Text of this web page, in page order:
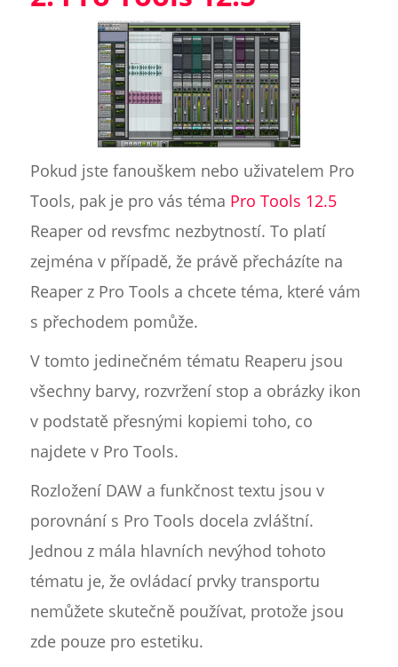
Pokud jste fanouškem nebo uživatelem Pro
Tools, pak je pro vás téma Pro Tools 12.5
Reaper od revsfmc nezbytností. To platí
zejména v případě, že právě přecházíte na
Reaper z Pro Tools a chcete téma, které vám
s přechodem pomůže.
V tomto jedinečném tématu Reaperu jsou
všechny barvy, rozvržení stop a obrázky ikon
v podstatě přesnými kopiemi toho, co
najdete v Pro Tools.
Rozložení DAW a funkčnost textu jsou v
porovnání s Pro Tools docela zvláštní.
Jednou z mála hlavních nevýhod tohoto
tématu je, že ovládací prvky transportu
nemůžete skutečně používat, protože jsou
zde pouze pro estetiku.